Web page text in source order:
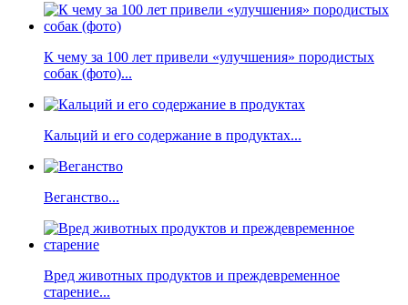
К чему за 100 лет привели «улучшения» породистых
собак (фото)...
Кальций и его содержание в продуктах...
Веганство...
Вред животных продуктов и преждевременное
старение...